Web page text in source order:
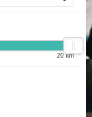
20 km